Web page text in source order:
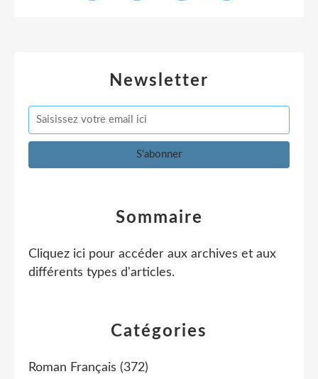
Newsletter
Catégories
Roman Français (372)
Sommaire
Cliquez ici pour accéder aux archives et aux
différents types d'articles.